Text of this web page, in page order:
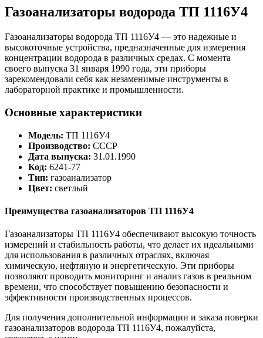
Газоанализаторы водорода ТП 1116У4
Газоанализаторы водорода ТП 1116У4 — это надежные и
высокоточные устройства, предназначенные для измерения
концентрации водорода в различных средах. С момента
своего выпуска 31 января 1990 года, эти приборы
зарекомендовали себя как незаменимые инструменты в
лабораторной практике и промышленности.
Основные характеристики
Модель: ТП 1116У4
Производство: СССР
Дата выпуска: 31.01.1990
Код: 6241-77
Тип: газоанализатор
Цвет: светлый
Преимущества газоанализаторов ТП 1116У4
Газоанализаторы ТП 1116У4 обеспечивают высокую точность
измерений и стабильность работы, что делает их идеальными
для использования в различных отраслях, включая
химическую, нефтяную и энергетическую. Эти приборы
позволяют проводить мониторинг и анализ газов в реальном
времени, что способствует повышению безопасности и
эффективности производственных процессов.
Для получения дополнительной информации и заказа поверки
газоанализаторов водорода ТП 1116У4, пожалуйста,